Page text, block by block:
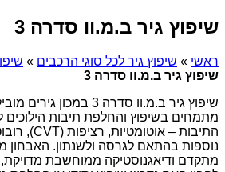
שיפוץ גיר ב.מ.וו סדרה 3
ראשי » שיפוץ גיר לכל סוגי הרכבים »
שיפוץ גיר ב.מ.וו סדרה 3
שיפוץ גיר ב.מ.וו סדרה 3
מתמחים בשיפוץ והחלפת תיבות הילוכים
נוספות בהתאם לגרסה ולשנתון.
מתקדם ודיאגנוסטיקה ממוחשבת